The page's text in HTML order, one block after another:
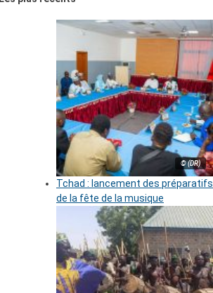
© (DR)
Tchad : lancement des préparatifs
de la fête de la musique